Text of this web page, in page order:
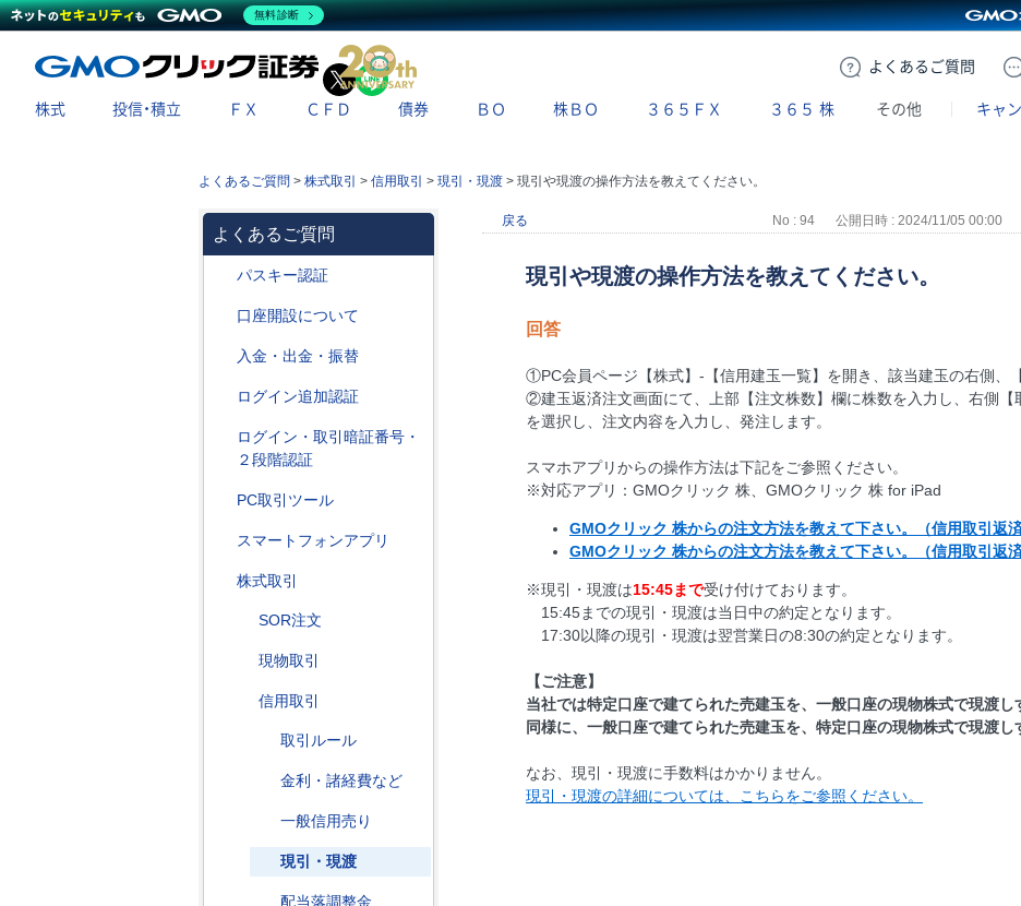
よくある ご質問
X
株式 投信・積立 ＦＸ ＣＦＤ 債券 ＢＯ 株ＢＯ ３６５ＦＸ ３６５ 株 その他 キャ
よくあるご質問 > 株式取引 > 信用取引 > 現引・現渡 > 現引や現渡の操作方法を教えてください。
よくあるご質問
パスキー認証
口座開設について
入金・出金・振替
ログイン追加認証
ログイン・取引暗証番号・
２段階認証
PC取引ツール
スマートフォンアプリ
株式取引
SOR注文
現物取引
信用取引
取引ルール
金利・諸経費など
一般信用売り
現引・現渡
配当落調整金
戻る No : 94 公開日時 : 2024/11/05 00:00
現引や現渡の操作方法を教えてください。
回答
①PC会員ページ【株式】-【信用建玉一覧】を開き、該当建玉の右側、
②建玉返済注文画面にて、上部【注文株数】欄に株数を入力し、右側【
を選択し、注文内容を入力し、発注します。
スマホアプリからの操作方法は下記をご参照ください。
※対応アプリ：GMOクリック 株、GMOクリック 株 for iPad
GMOクリック 株からの注文方法を教えて下さい。（信用取引返済
GMOクリック 株からの注文方法を教えて下さい。（信用取引返
※現引・現渡は15:45まで受け付けております。
15:45までの現引・現渡は当日中の約定となります。
17:30以降の現引・現渡は翌営業日の8:30の約定となります。
【ご注意】
当社では特定口座で建てられた売建玉を、一般口座の現物株式で現渡し
同様に、一般口座で建てられた売建玉を、特定口座の現物株式で現渡し
なお、現引・現渡に手数料はかかりません。
現引・現渡の詳細については、こちらをご参照ください。
無料診断